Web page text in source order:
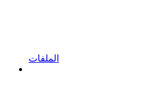
الملفات